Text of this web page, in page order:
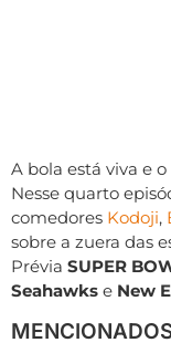
A bola está viva e o
Nesse quarto
comedores Kodoji,
sobre a zuera das
Prévia SUPER
Seahawks e New